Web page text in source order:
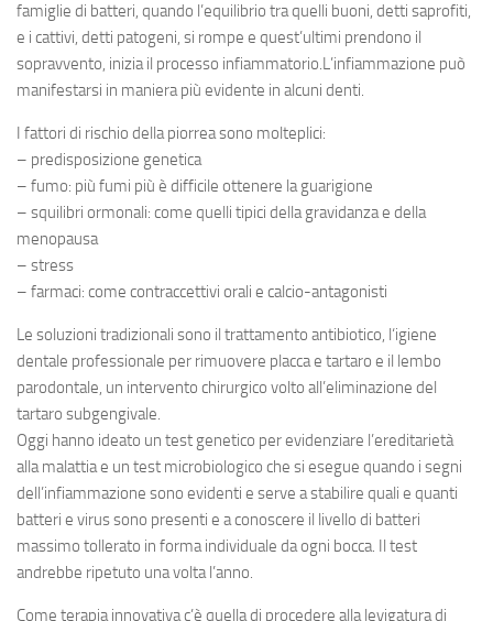
famiglie di batteri, quando l’equilibrio tra quelli buoni, detti saprofiti,
e i cattivi, detti patogeni, si rompe e quest’ultimi prendono il
sopravvento, inizia il processo infiammatorio.L’infiammazione può
manifestarsi in maniera più evidente in alcuni denti.
I fattori di rischio dellapiorreasono molteplici:
– predisposizione genetica
– fumo: più fumi più è difficile ottenere la guarigione
– squilibri ormonali: come quelli tipici della gravidanza e della
menopausa
– stress
– farmaci: come contraccettivi orali e calcio-antagonisti
Le soluzioni tradizionali sono il trattamento antibiotico, l‘igiene
dentale professionale per rimuovere placca e tartaro e il lembo
parodontale, un intervento chirurgico volto all’eliminazione del
tartaro subgengivale.
Oggi hanno ideato un test genetico per evidenziare l’ereditarietà
alla malattia e un test microbiologico che si esegue quando i segni
dell’infiammazione sono evidenti e serve a stabilire quali e quanti
batteri e virus sono presenti e a conoscere il livello di batteri
massimo tollerato in forma individuale da ogni bocca. Il test
andrebbe ripetuto una volta l’anno.
Come terapia innovativa c’è quella di procedere alla levigatura di